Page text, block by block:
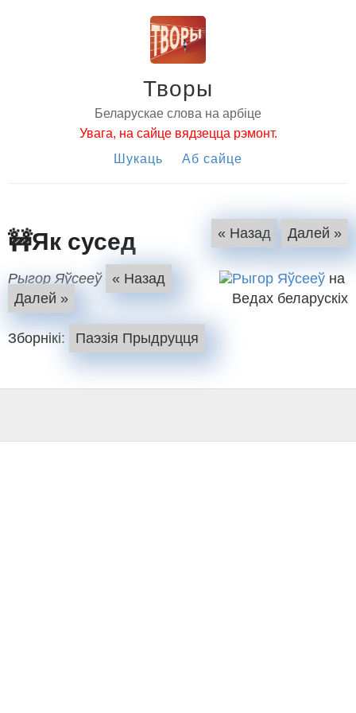
Творы
Беларускае слова на арбіце
Увага, на сайце вядзецца рэмонт.
Шукаць Аб сайце
« Назад Далей »
🚧Як сусед
Рыгор Яўсееў Рыгор Яўсееў на
Ведах беларускіх
« Назад
Далей »
Зборнікі: Паэзія Прыдруцця